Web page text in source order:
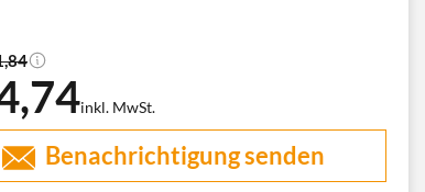
inkl. MwSt.
Benachrichtigung senden